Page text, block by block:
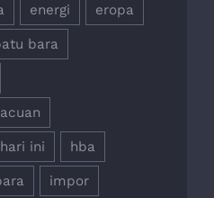
energi eropa
bara
ini hba
impor